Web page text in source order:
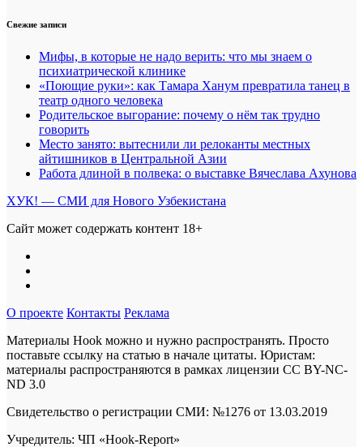
Свежие записи
Мифы, в которые не надо верить: что мы знаем о
психиатрической клинике
«Поющие руки»: как Тамара Ханум превратила танец в
театр одного человека
Родительское выгорание: почему о нём так трудно
говорить
Место занято: вытеснили ли релоканты местных
айтишников в Центральной Азии
Работа длиной в полвека: о выставке Вячеслава Ахунова
ХУК! — СМИ для Нового Узбекистана
Сайт может содержать контент 18+
О проекте Контакты Реклама
Материалы Hook можно и нужно распространять. Просто
поставьте ссылку на статью в начале цитаты. Юристам:
материалы распространяются в рамках лицензии CC BY-NC-
ND 3.0
Свидетельство о регистрации СМИ: №1276 от 13.03.2019
Учредитель: ЧП «Hook-Report»